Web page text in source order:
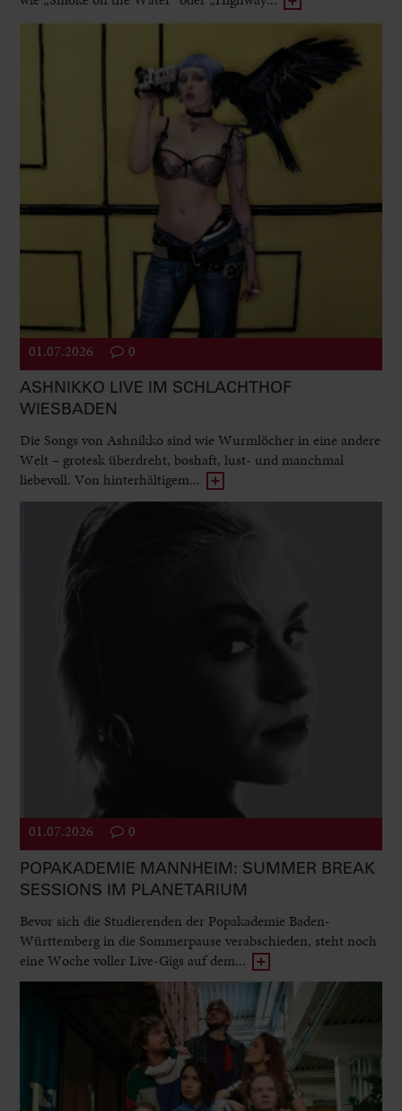
01.07.2026 0
ASHNIKKO LIVE IM SCHLACHTHOF
WIESBADEN
Die Songs von Ashnikko sind wie Wurmlöcher in eine andere
Welt – grotesk überdreht, boshaft, lust- und manchmal
liebevoll. Von hinterhältigem...
01.07.2026 0
POPAKADEMIE MANNHEIM: SUMMER BREAK
SESSIONS IM PLANETARIUM
Bevor sich die Studierenden der Popakademie Baden-
Württemberg in die Sommerpause verabschieden, steht noch
eine Woche voller Live-Gigs auf dem...